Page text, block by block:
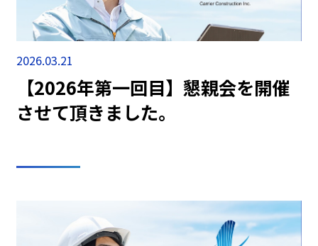
2026.03.21
【2026年第一回目】懇親会を開催
させて頂きました。